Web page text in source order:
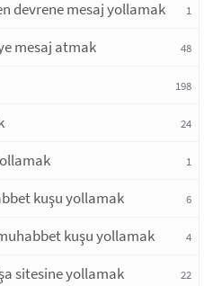
devrene mesaj yollamak 1
mesaj atmak 48
198
24
1
kuşu yollamak 6
kuşu yollamak 4
sitesine yollamak 22